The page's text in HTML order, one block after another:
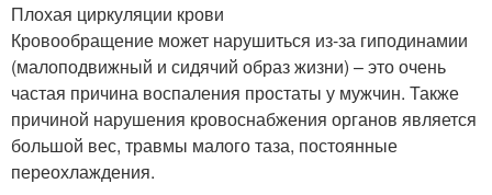
Плохая циркуляции крови
Кровообращение может нарушиться из-за гиподинамии
(малоподвижный и сидячий образ жизни) – это очень
частая причина воспаления простаты у мужчин. Также
причиной нарушения кровоснабжения органов является
большой вес, травмы малого таза, постоянные
переохлаждения.